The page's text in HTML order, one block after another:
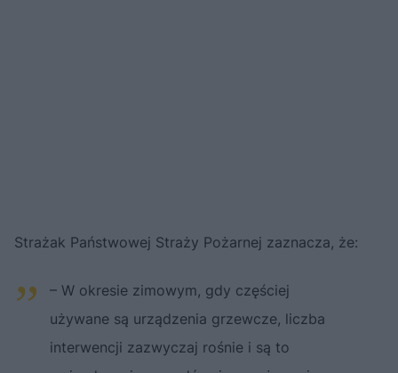
Strażak Państwowej Straży Pożarnej zaznacza, że:
– W okresie zimowym, gdy częściej
używane są urządzenia grzewcze, liczba
interwencji zazwyczaj rośnie i są to